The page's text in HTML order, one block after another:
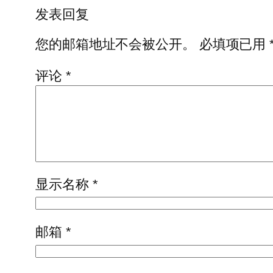
发表回复
您的邮箱地址不会被公开。
必填项已用
评论 *
显示名称 *
邮箱 *